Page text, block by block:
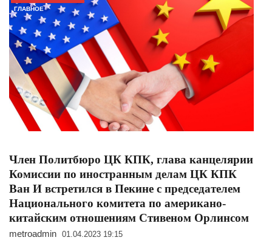
ГЛАВНОЕ
Член Политбюро ЦК КПК, глава канцелярии
Комиссии по иностранным делам ЦК КПК
Ван И встретился в Пекине с председателем
Национального комитета по американо-
китайским отношениям Стивеном Орлинсом
metroadmin 01.04.2023 19:15